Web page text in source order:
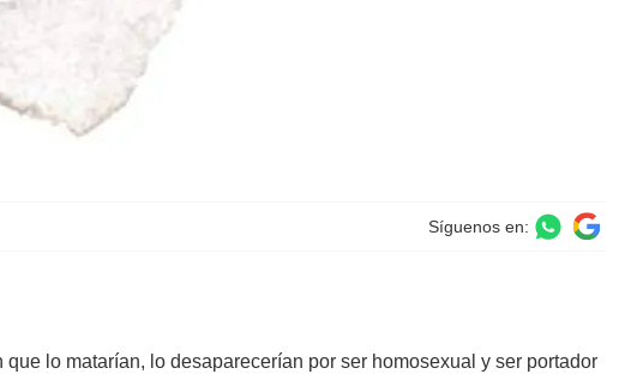
Síguenos en:
lo matarían, lo desaparecerían por ser homosexual y ser portador